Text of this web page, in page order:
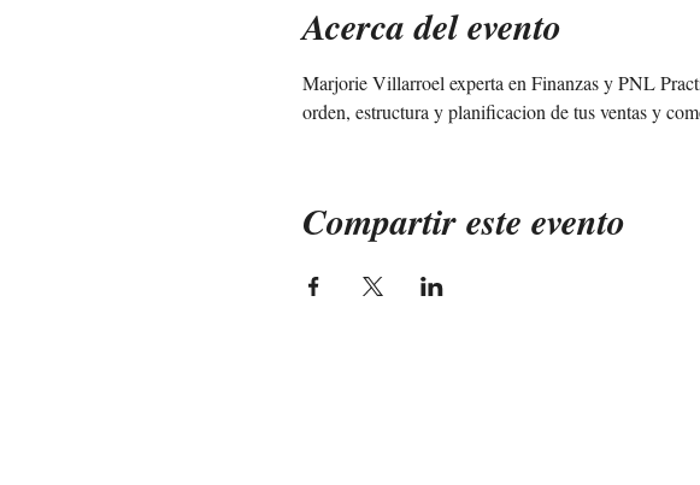
Acerca del evento
Marjorie Villarroel experta en Finanzas y PNL
orden, estructura y planificacion de tus ventas y
Compartir este evento